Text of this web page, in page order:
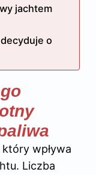
jachtem
o
wpływa
Liczba